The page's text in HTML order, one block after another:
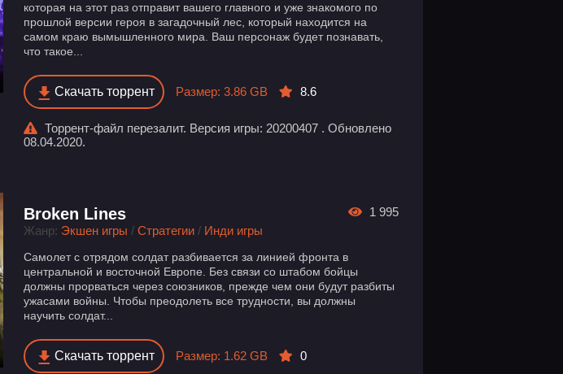
которая на этот раз отправит вашего главного и уже знакомого по
прошлой версии героя в загадочный лес, который находится на
самом краю вымышленного мира. Ваш персонаж будет познавать,
что такое...
Скачать торрент Размер: 3.86 GB 8.6
Торрент-файл перезалит. Версия игры: 20200407 . Обновлено
08.04.2020.
Broken Lines
Жанр: Экшен игры /Стратегии / Инди игры
Самолет с отрядом солдат разбивается за линией фронта в
центральной и восточной Европе. Без связи со штабом бойцы
должны прорваться через союзников, прежде чем они будут разбиты
ужасами войны. Чтобы преодолеть все трудности, вы должны
научить солдат...
Скачать торрент Размер: 1.62 GB 0
1 995